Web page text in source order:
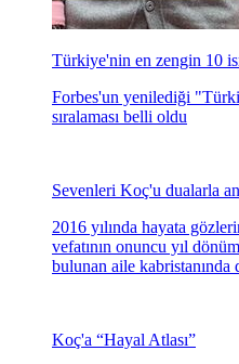
Türkiye'nin en zengin 10
Forbes'un yenilediği
sıralaması belli oldu
Sevenleri Koç'u dualarla
2016 yılında hayata
vefatının onuncu yıl
bulunan aile kabristanında
Koç'a “Hayal Atlası”